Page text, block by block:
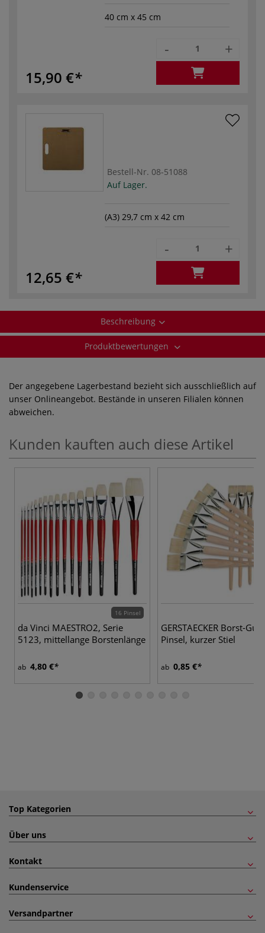
40 cm x 45 cm
15,90 €
- +
Bestell-Nr. 08-51088
Auf Lager.
(A3) 29,7 cm x 42 cm
12,65 €
- +
Beschreibung
Produktbewertungen
Der angegebene Lagerbestand bezieht sich ausschließlich auf
unser Onlineangebot. Bestände in unseren Filialen können
abweichen.
Kunden kauften auch diese Artikel
16 Pinsel
da Vinci MAESTRO2, Serie
5123, mittellange Borstenlänge
ab 4,80 €
GERSTAECKER Borst-
Pinsel, kurzer Stiel
ab 0,85 €
Top Kategorien
Über uns
Kontakt
Kundenservice
Versandpartner